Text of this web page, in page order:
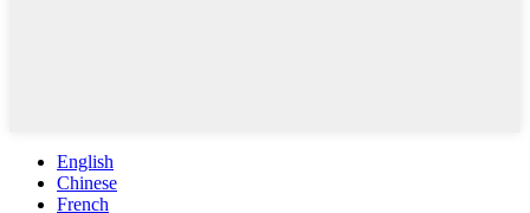
English
Chinese
French